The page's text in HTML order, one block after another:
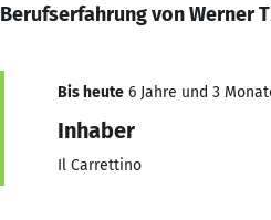
Berufserfahrung von Werner
Bis heute 6 Jahre und 3
Inhaber
Il Carrettino